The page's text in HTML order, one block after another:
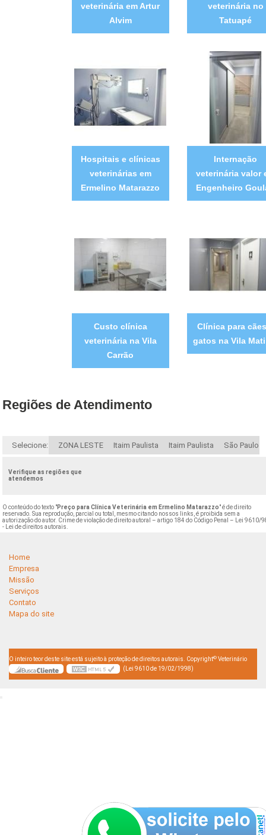
veterinária em Artur
Alvim
veterinária no
Tatuapé
Hospitais e clínicas
veterinárias em
Ermelino Matarazzo
Internação
veterinária valor
Engenheiro
Custo clínica
veterinária na Vila
Carrão
Clínica para
gatos na Vila
Regiões de Atendimento
Selecione: ZONA LESTE Itaim Paulista Itaim Paulista São Paulo
Verifique as regiões que
atendemos
O conteúdo do texto "Preço para Clínica Veterinária em Ermelino Matarazzo" é de direito
reservado. Sua reprodução, parcial ou total, mesmo citando nossos links, é proibida sem a
autorização do autor. Crime de violação de direito autoral – artigo 184 do Código Penal –
Lei 9610/
- Lei de direitos autorais
Home
Empresa
Missão
Serviços
Contato
Mapa do site
O inteiro teor deste site está sujeito à proteção de direitos autorais. Copyright© Veterinário
(Lei 9610 de 19/02/1998)